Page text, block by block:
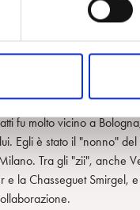
a Bologna, fu di
come è noto, ha
di psicoanalisi lette e
aveva fatto la propria
testimoniato dal
fu molto vicino a
Egli è stato il "nonno"
Tra gli "zii", anche
la Chasseguet Smirgel,